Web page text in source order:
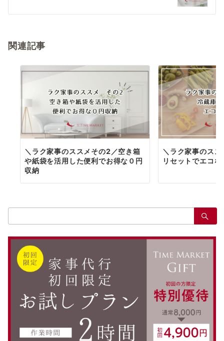
シ
ン
関連記事
＼ラク家事のススメその2／空き箱
や紙袋を活用した便利でお得な０円
収納
＼ラク家事のス
リセットでエコな
索：